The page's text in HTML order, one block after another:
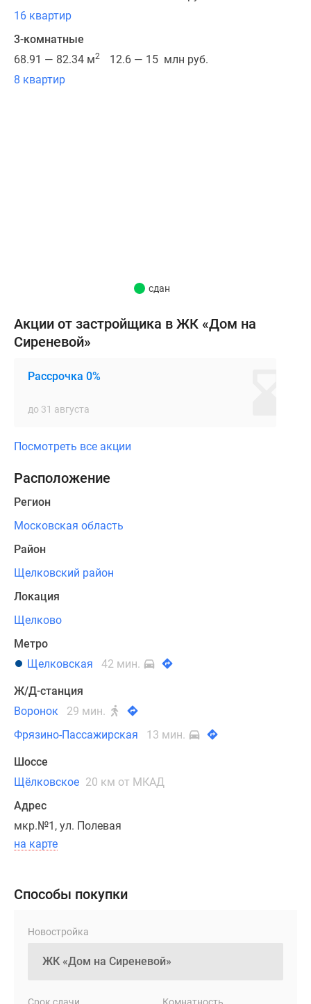
17-
этажных
дома
класса
Оба
в
спокойной
бежевой
гамме
добавлением
вставок.
Для
сохранения
первоначального
облика
все
квартиры
декоративными
корзинами
под
внешние
блоки
кондиционеров.
Проектом
предусмотрено
создание
среды
для
маломобильных
и
с
группы
расположены
16 квартир
3-комнатные
68.91 — 82.34 м2
12.6 — 15 млн руб.
8 квартир
сдан
Акции от застройщика в ЖК «Дом на
Сиреневой»
Рассрочка 0%
до 31 августа
Посмотреть все акции
Расположение
Регион
Московская область
Район
Щелковский район
Локация
Щелково
Метро
Щелковская
42 мин.
Ж/Д-станция
Воронок
29 мин.
Фрязино-Пассажирская
13 мин.
Шоссе
Щёлковское 20 км от МКАД
Адрес
мкр.№1, ул. Полевая
на карте
Способы покупки
Новостройка